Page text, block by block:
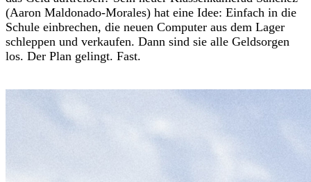
(Aaron Maldonado-Morales) hat eine Idee: Einfach in die
Schule einbrechen, die neuen Computer aus dem Lager
schleppen und verkaufen. Dann sind sie alle Geldsorgen
los. Der Plan gelingt. Fast.